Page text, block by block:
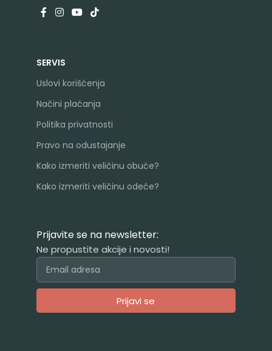
SERVIS
Uslovi korišćenja
Načini plaćanja
Politika privatnosti
Pravo na odustajanje
Kako izmeriti veličinu obuće?
Kako izmeriti veličinu odeće?
Prijavite se na newsletter:
Ne propustite akcije i novosti!
Prijavi se